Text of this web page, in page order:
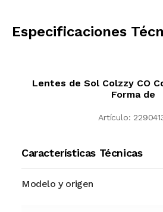
Especificaciones
Lentes de Sol Colzzy CO
Forma de
Artículo:
Características Técnicas
Modelo y origen